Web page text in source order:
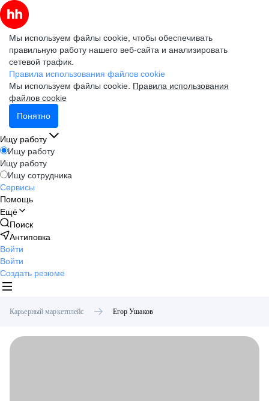
Мы используем файлы cookie, чтобы обеспечивать
правильную работу нашего веб-сайта и анализировать
сетевой трафик.
Правила использования файлов cookie
Мы используем файлы cookie. Правила использования
файлов cookie
Понятно
Ищу работу
Ищу работу
Ищу работу
Ищу сотрудника
Сервисы
Помощь
Ещё
Поиск
Антиповка
Войти
Войти
Создать резюме
Карьерный маркетплейс Егор Ушаков